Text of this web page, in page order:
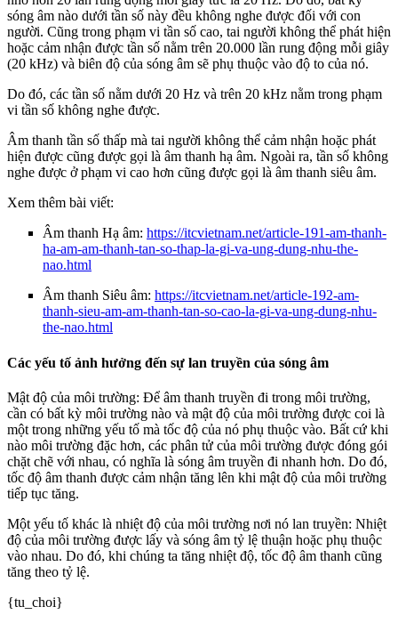
sóng âm nào dưới tần số này đều không nghe được đối với con
người. Cũng trong phạm vi tần số cao, tai người không thể phát hiện
hoặc cảm nhận được tần số nằm trên 20.000 lần rung động mỗi giây
(20 kHz) và biên độ của sóng âm sẽ phụ thuộc vào độ to của nó.
Do đó, các tần số nằm dưới 20 Hz và trên 20 kHz nằm trong phạm
vi tần số không nghe được.
Âm thanh tần số thấp mà tai người không thể cảm nhận hoặc phát
hiện được cũng được gọi là âm thanh hạ âm. Ngoài ra, tần số không
nghe được ở phạm vi cao hơn cũng được gọi là âm thanh siêu âm.
Xem thêm bài viết:
Âm thanh Hạ âm: https://itcvietnam.net/article-191-am-thanh-
ha-am-am-thanh-tan-so-thap-la-gi-va-ung-dung-nhu-the-
nao.html
Âm thanh Siêu âm: https://itcvietnam.net/article-192-am-
thanh-sieu-am-am-thanh-tan-so-cao-la-gi-va-ung-dung-nhu-
the-nao.html
Các yếu tố ảnh hưởng đến sự lan truyền của sóng âm
Mật độ của môi trường: Để âm thanh truyền đi trong môi trường,
cần có bất kỳ môi trường nào và mật độ của môi trường được coi là
một trong những yếu tố mà tốc độ của nó phụ thuộc vào. Bất cứ khi
nào môi trường đặc hơn, các phân tử của môi trường được đóng gói
chặt chẽ với nhau, có nghĩa là sóng âm truyền đi nhanh hơn. Do đó,
tốc độ âm thanh được cảm nhận tăng lên khi mật độ của môi trường
tiếp tục tăng.
Một yếu tố khác là nhiệt độ của môi trường nơi nó lan truyền: Nhiệt
độ của môi trường được lấy và sóng âm tỷ lệ thuận hoặc phụ thuộc
vào nhau. Do đó, khi chúng ta tăng nhiệt độ, tốc độ âm thanh cũng
tăng theo tỷ lệ.
{tu_choi}